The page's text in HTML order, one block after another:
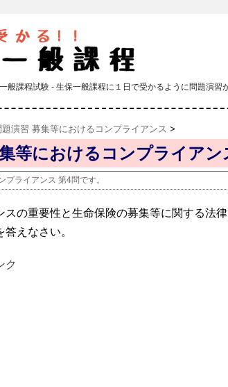
般課程試験 - 生保一般課程に１日で受かるように問題演習
題演習 募集等におけるコンプライアンス >
等におけるコンプライアン
プライアンス 第4問です。
スの重要性と生命保険の募集等に関する法
えなさい。
ク